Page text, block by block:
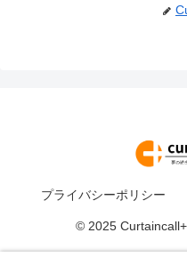
プライバシーポリシー
© 2025